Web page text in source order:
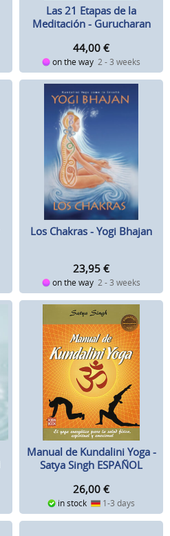
Las 21 Etapas de la
Meditación - Gurucharan
44,00 €
on the way 2 - 3 weeks
Los Chakras - Yogi Bhajan
23,95 €
on the way 2 - 3 weeks
Manual de Kundalini Yoga -
Satya Singh ESPAÑOL
26,00 €
in stock 1-3 days